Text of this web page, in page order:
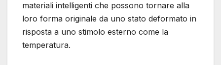
materiali intelligenti che possono tornare alla
loro forma originale da uno stato deformato in
risposta a uno stimolo esterno come la
temperatura.